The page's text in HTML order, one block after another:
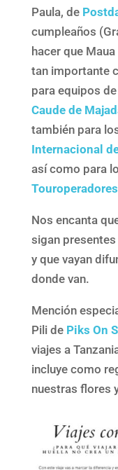
Paula, de
cumpleaños
hacer que
tan importante
para equipos
Caude de
también para
Internacional
así como para
Nos encanta
sigan
y que vayan
donde van.
Mención
Pili de Piks On
viajes a
incluye como
nuestras flores